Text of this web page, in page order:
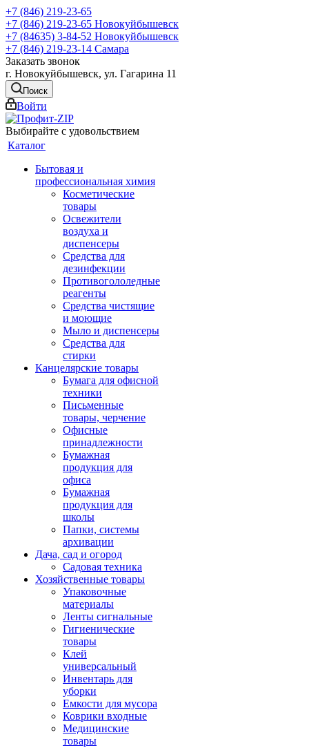
+7 (846) 219-23-65
+7 (846) 219-23-65 Новокуйбышевск
+7 (84635) 3-84-52 Новокуйбышевск
+7 (846) 219-23-14 Самара
Заказать звонок
г. Новокуйбышевск, ул. Гагарина 11
Поиск
Войти
Выбирайте с удовольствием
Каталог
Бытовая и
профессиональная химия
Косметические
товары
Освежители
воздуха и
диспенсеры
Средства для
дезинфекции
Противогололедные
реагенты
Средства чистящие
и моющие
Мыло и диспенсеры
Средства для
стирки
Канцелярские товары
Бумага для офисной
техники
Письменные
товары, черчение
Офисные
принадлежности
Бумажная
продукция для
офиса
Бумажная
продукция для
школы
Папки, системы
архивации
Дача, сад и огород
Садовая техника
Хозяйственные товары
Упаковочные
материалы
Ленты сигнальные
Гигиенические
товары
Клей
универсальный
Инвентарь для
уборки
Емкости для мусора
Коврики входные
Медицинские
товары